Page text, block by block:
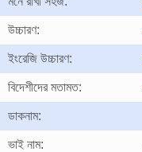
উচ্চারণ:
ইংরেজি উচ্চারণ:
বিদেশীদের মতামত:
ডাকনাম:
ভাই নাম: